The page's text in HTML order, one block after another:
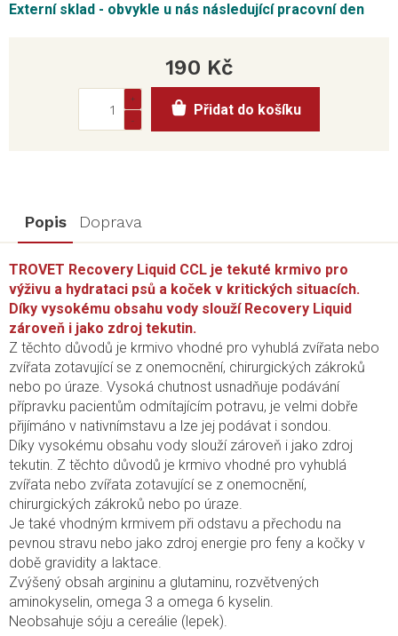
Externí sklad - obvykle u nás následující pracovní den
190 Kč
cena:
Přidat do košíku
Popis Doprava
TROVET Recovery Liquid CCL je tekuté krmivo pro
výživu a hydrataci psů a koček v kritických situacích.
Díky vysokému obsahu vody slouží Recovery Liquid
zároveň i jako zdroj tekutin.
Z těchto důvodů je krmivo vhodné pro vyhublá zvířata nebo
zvířata zotavující se z onemocnění, chirurgických zákroků
nebo po úraze. Vysoká chutnost usnadňuje podávání
přípravku pacientům odmítajícím potravu, je velmi dobře
přijímáno v nativnímstavu a lze jej podávat i sondou.
Díky vysokému obsahu vody slouží zároveň i jako zdroj
tekutin. Z těchto důvodů je krmivo vhodné pro vyhublá
zvířata nebo zvířata zotavující se z onemocnění,
chirurgických zákroků nebo po úraze.
Je také vhodným krmivem při odstavu a přechodu na
pevnou stravu nebo jako zdroj energie pro feny a kočky v
době gravidity a laktace.
Zvýšený obsah argininu a glutaminu, rozvětvených
aminokyselin, omega 3 a omega 6 kyselin.
Neobsahuje sóju a cereálie (lepek).